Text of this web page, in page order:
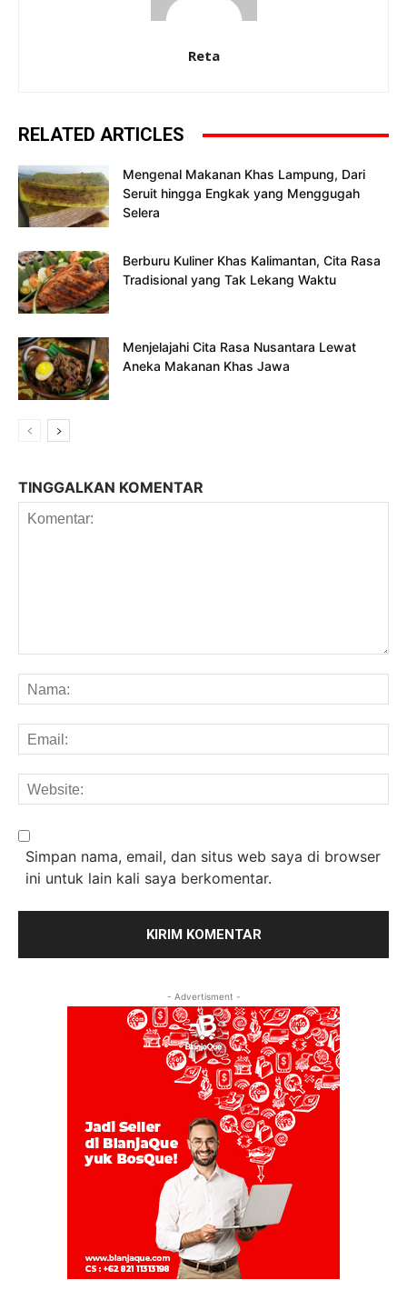
Reta
RELATED ARTICLES
Mengenal Makanan Khas Lampung, Dari
Seruit hingga Engkak yang Menggugah
Selera
Berburu Kuliner Khas Kalimantan, Cita Rasa
Tradisional yang Tak Lekang Waktu
Menjelajahi Cita Rasa Nusantara Lewat
Aneka Makanan Khas Jawa
TINGGALKAN KOMENTAR
Simpan nama, email, dan situs web saya di browser
ini untuk lain kali saya berkomentar.
- Advertisment -